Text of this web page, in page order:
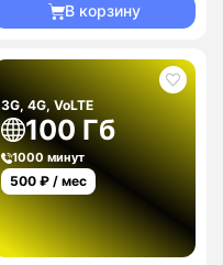
В корзину
3G, 4G, VoLTE
100 Гб
1000 минут
500 ₽ / мес